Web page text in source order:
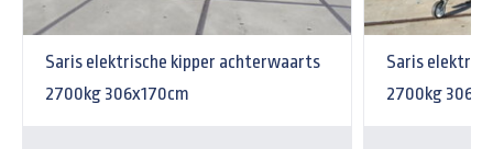
Saris elektrische kipper achterwaarts
2700kg 306x170cm
Saris
2700kg